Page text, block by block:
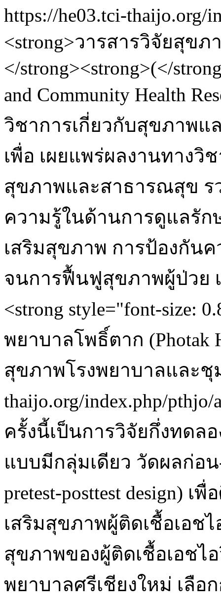
https://he03.tci-thaijo.org/
<strong>วารสารวิจัยสุข
</strong><strong>(</
and Community Health
วิชาการเกี่ยวกับสุขภาพ
เพื่อ เผยแพร่ผลงานทางวิ
สุขภาพและสาธารณสุข ร
ความรู้ในด้านการดูแลรัก
เสริมสุขภาพ การป้องกัน
จนการฟื้นฟูสุขภาพผู้ป่วย
<strong style="font-size:
พยาบาลโพธิ์ตาก (Photak
สุขภาพโรงพยาบาลและ
thaijo.org/index.php/
ครั้งนี้เป็นการวิจัยกึ่งทดลอง
แบบมีกลุ่มเดียว วัดผลก่อน
pretest-posttest design)
เสริมสุขภาพผู้ติดเชื้อเอช
สุขภาพของผู้ติดเชื้อเอชไ
พยาบาลศรีเชียงใหม่ เลือ